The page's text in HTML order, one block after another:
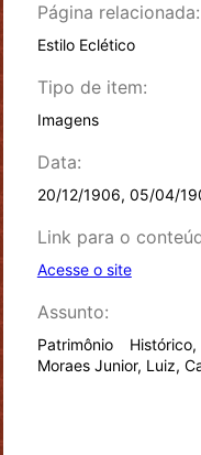
Página relacionada:
Estilo Eclético
Tipo de item:
Imagens
Data:
20/12/1906, 05/04/
Link para o
Acesse o site
Assunto:
Patrimônio
Moraes Junior, Luiz,